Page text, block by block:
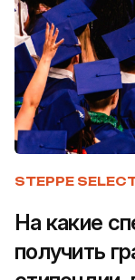
STEPPE
На какие
получить